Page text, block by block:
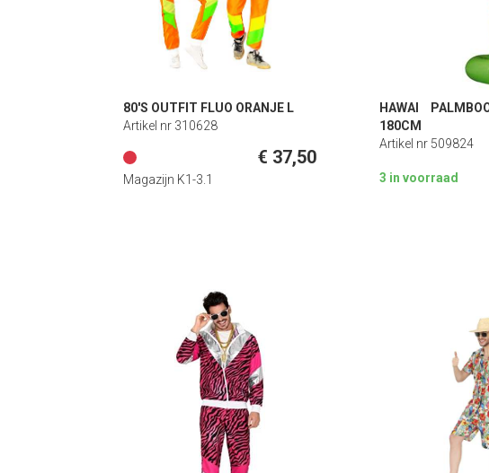
80'S OUTFIT FLUO ORANJE L
Artikel nr 310628
€ 37,50
Magazijn K1-3.1
HAWAI
180CM
Artikel nr 509824
3 in voorraad